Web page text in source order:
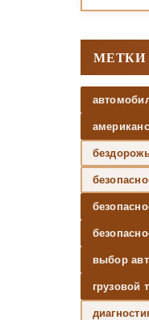
МЕТКИ
выбор
грузовой